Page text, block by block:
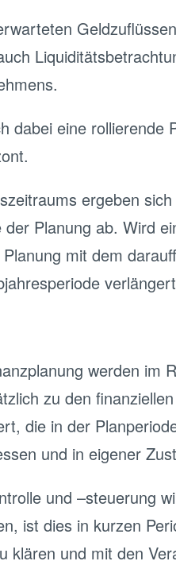
dabei eine
ergeben
Planung ab. Wird
mit dem
werden im
zu den
die in der
und in eigener
und –steuerung
ist dies in kurzen
klären und mit den